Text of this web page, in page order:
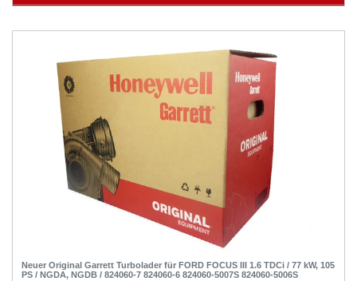
Neuer Original Garrett Turbolader für FORD FOCUS III 1.6 TDCi / 77 kW, 105
PS / NGDA, NGDB / 824060-7 824060-6 824060-5007S 824060-5006S